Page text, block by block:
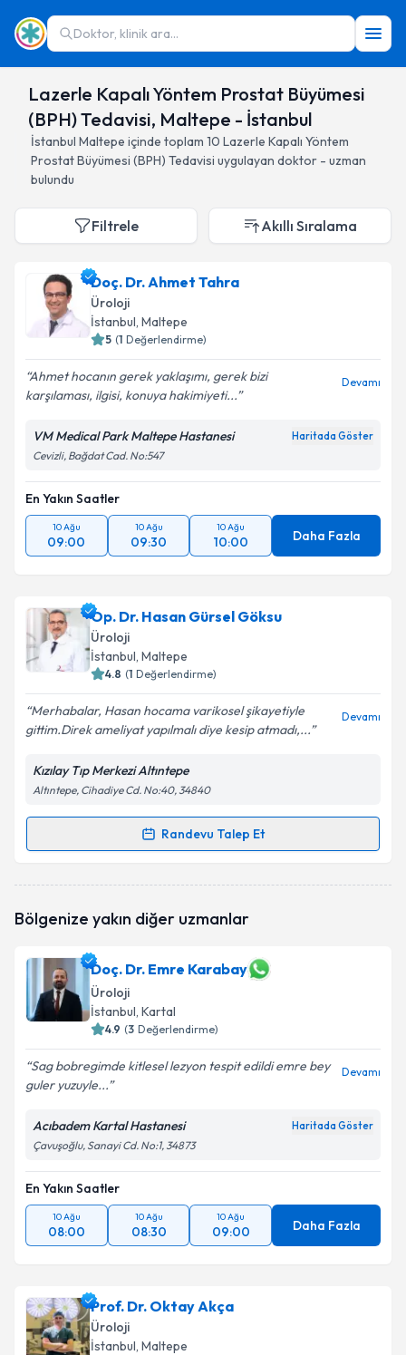
Doktor, klinik ara...
Lazerle Kapalı Yöntem Prostat Büyümesi
(BPH) Tedavisi, Maltepe - İstanbul
İstanbul Maltepe içinde toplam 10 Lazerle Kapalı Yöntem
Prostat Büyümesi (BPH) Tedavisi uygulayan doktor - uzman
bulundu
Filtrele Akıllı Sıralama
Doç. Dr. Ahmet Tahra
Üroloji
İstanbul, Maltepe
5 (1 Değerlendirme)
Ahmet hocanın gerek yaklaşımı, gerek bizi
karşılaması, ilgisi, konuya hakimiyeti...
Devamı
VM Medical Park Maltepe Hastanesi Haritada Göster
Cevizli, Bağdat Cad. No:547
En Yakın Saatler
10 Ağu
09:00
10 Ağu
09:30
10 Ağu
10:00 Daha Fazla
Op. Dr. Hasan Gürsel Göksu
Üroloji
İstanbul, Maltepe
4.8 (1 Değerlendirme)
Merhabalar, Hasan hocama varikosel şikayetiyle
gittim.Direk ameliyat yapılmalı diye kesip atmadı,...
Devamı
Kızılay Tıp Merkezi Altıntepe
Altıntepe, Cihadiye Cd. No:40, 34840
Randevu Talep Et
Randevu Takvimi Talebi
talebi oluşturun. Size bu uzmandan randevu almanız
bilgilendireceğiz.
E-posta Adresiniz
Kişisel verilerimin işlenmesine ilişkin
kapsamda işlenmesini kabul ediyorum.
Takvim Talebini Gönder
Bölgenize yakın diğer uzmanlar
Doç. Dr. Emre Karabay
Üroloji
İstanbul, Kartal
4.9 (3 Değerlendirme)
Sag bobregimde kitlesel lezyon tespit edildi emre bey
guler yuzuyle...
Devamı
Acıbadem Kartal Hastanesi Haritada Göster
Çavuşoğlu, Sanayi Cd. No:1, 34873
En Yakın Saatler
10 Ağu
08:00
10 Ağu
08:30
10 Ağu
09:00 Daha Fazla
Prof. Dr. Oktay Akça
Üroloji
İstanbul, Maltepe